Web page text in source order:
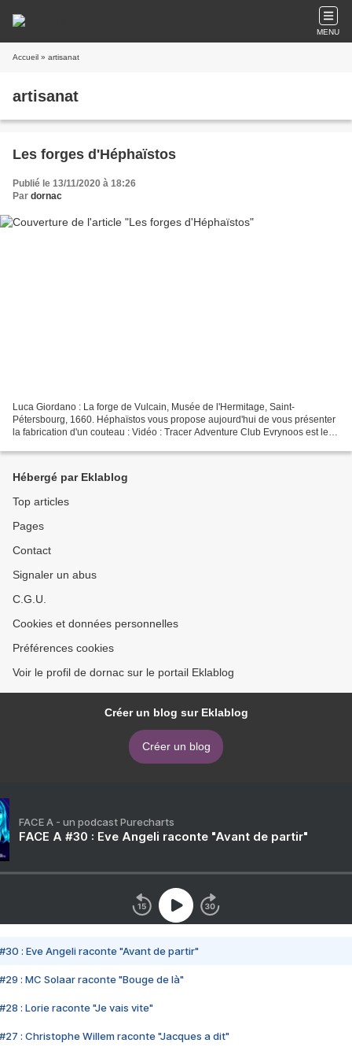
MENU
Accueil » artisanat
artisanat
Les forges d'Héphaïstos
Publié le 13/11/2020 à 18:26
Par dornac
Luca Giordano : La forge de Vulcain, Musée de l'Hermitage, Saint-
Pétersbourg, 1660. Héphaïstos vous propose aujourd'hui de vous présenter
la fabrication d'un couteau : Vidéo : Tracer Adventure Club Evrynoos est le
Hébergé par Eklablog
Top articles
Pages
Contact
Signaler un abus
C.G.U.
Cookies et données personnelles
Préférences cookies
Voir le profil de dornac sur le portail Eklablog
Créer un blog sur Eklablog
Créer un blog
FACE A - un podcast Purecharts
FACE A #30 : Eve Angeli raconte "Avant de partir"
#30 : Eve Angeli raconte "Avant de partir"
#29 : MC Solaar raconte "Bouge de là"
#28 : Lorie raconte "Je vais vite"
#27 : Christophe Willem raconte "Jacques a dit"